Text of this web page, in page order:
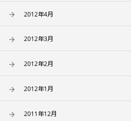
2012年4月
2012年3月
2012年2月
2012年1月
2011年12月